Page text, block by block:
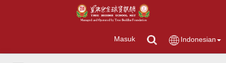
Masuk Indonesian